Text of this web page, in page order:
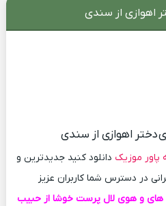
اهوازی از سندی
دختر اهوازی از سندی
پاور موزیک دانلود کنید جدیدترین و
در دسترس شما کاربران عزیز
های و هوی لال پرست خوشا از حبیب